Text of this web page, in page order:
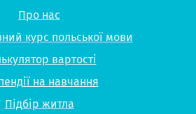
Про нас
курс польської мови
вартості
на навчання
Підбір житла